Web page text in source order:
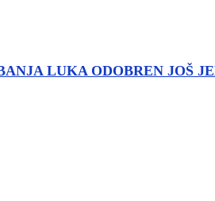
LUKA ODOBREN JOŠ